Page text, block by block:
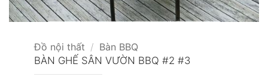
Đồ nội thất / Bàn BBQ
BÀN GHẾ SÂN VƯỜN BBQ #2 #3